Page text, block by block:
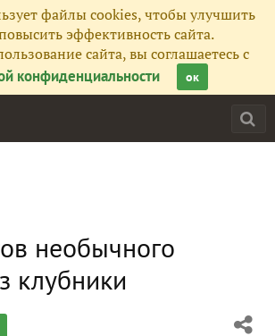
файлы cookies, чтобы улучшить
эффективность сайта.
сайта, вы соглашаетесь с
конфиденциальности
ок
необычного
клубники